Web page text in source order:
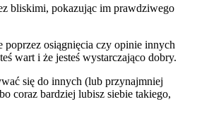
bliskimi, pokazując im prawdziwego
poprzez osiągnięcia czy opinie innych
wart i że jesteś wystarczająco dobry.
się do innych (lub przynajmniej
coraz bardziej lubisz siebie takiego,